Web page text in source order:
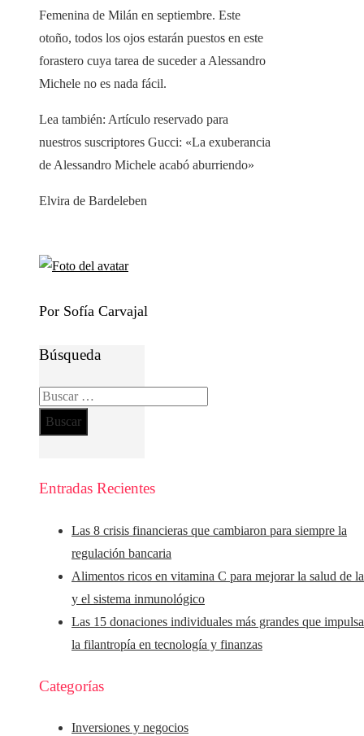
Femenina de Milán en septiembre. Este
otoño, todos los ojos estarán puestos en este
forastero cuya tarea de suceder a Alessandro
Michele no es nada fácil.
Lea también: Artículo reservado para
nuestros suscriptores Gucci: «La exuberancia
de Alessandro Michele acabó aburriendo»
Elvira de Bardeleben
Por Sofía Carvajal
Búsqueda
Buscar:
Entradas Recientes
Las 8 crisis financieras que cambiaron para siempre la
regulación bancaria
Alimentos ricos en vitamina C para mejorar la salud de
y el sistema inmunológico
Las 15 donaciones individuales más grandes que
la filantropía en tecnología y finanzas
Categorías
Inversiones y negocios